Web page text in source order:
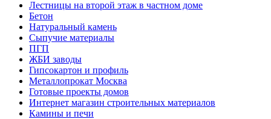
Лестницы на второй этаж в частном доме
Бетон
Натуральный камень
Сыпучие материалы
ПГП
ЖБИ заводы
Гипсокартон и профиль
Металлопрокат Москва
Готовые проекты домов
Интернет магазин строительных материалов
Камины и печи